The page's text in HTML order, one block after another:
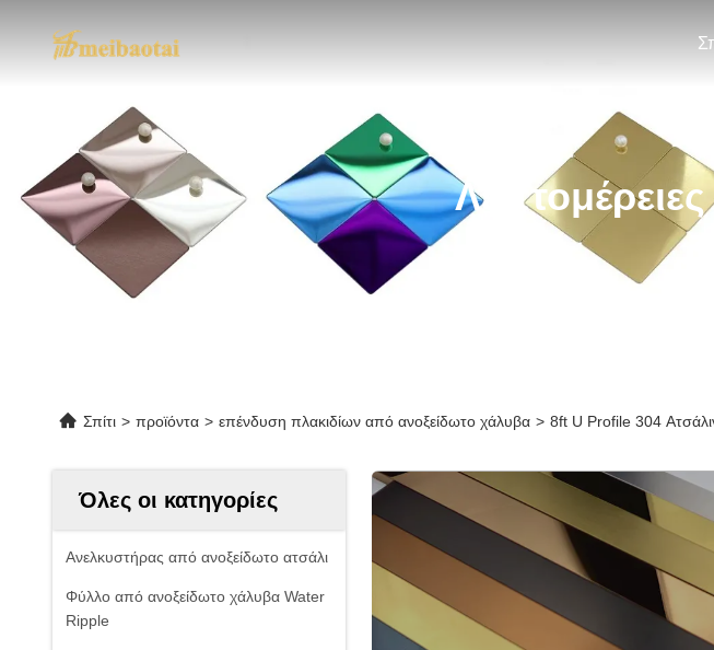
Σπίτι > προϊόντα > επένδυση πλακιδίων από ανοξείδωτο χάλυβα > 8ft U Profile 304
Όλες οι κατηγορίες
Ανελκυστήρας από ανοξείδωτο ατσάλι
Φύλλο από ανοξείδωτο χάλυβα Water
Ripple